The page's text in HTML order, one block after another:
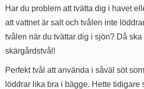
Har du problem att tvätta dig i havet
att vattnet är salt och tvålen inte
tvålen när du tvättar dig i sjön? Då ska
skärgårdstvål!
Perfekt tvål att använda i såväl söt
löddrar lika bra i bägge. Hette tidigare